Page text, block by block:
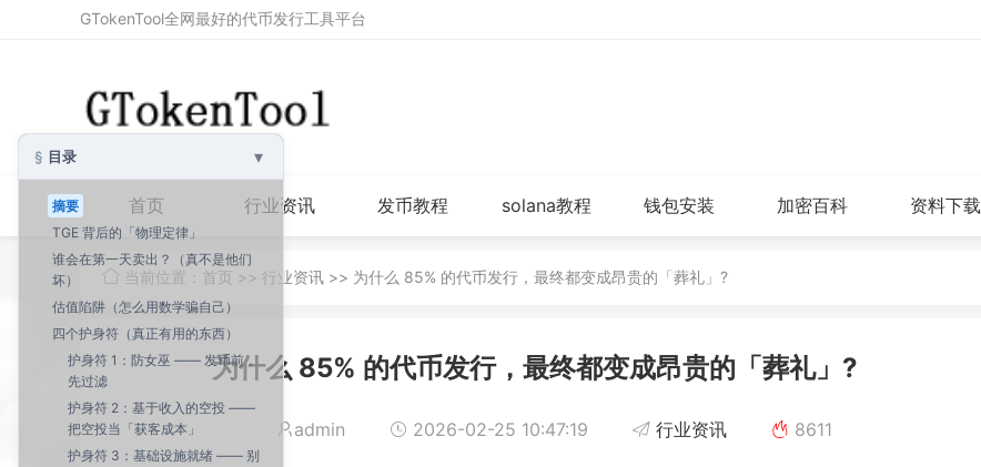
GTokenTool全网最好的代币发行工具平台
首页 行业资讯 发币教程 solana教程 钱包安装 加密百科 资料下载
当前位置： 首页 >> 行业资讯 >> 为什么 85% 的代币发行，最终都变成昂贵的「葬礼」?
为什么 85% 的代币发行，最终都变成昂贵的「葬礼」?
admin 2026-02-25 10:47:19 行业资讯 8611
目录 ▾
摘要
TGE 背后的「物理定律」
谁会在第一天卖出？（真不是他们
坏）
估值陷阱（怎么用数学骗自己）
四个护身符（真正有用的东西）
护身符 1：防女巫 —— 发币前，
先过滤
护身符 2：基于收入的空投 ——
把空投当「获客成本」
护身符 3：基础设施就绪 —— 别